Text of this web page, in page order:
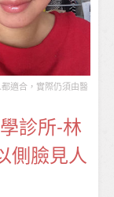
適合，實際仍須由醫
診所-林
側臉見人